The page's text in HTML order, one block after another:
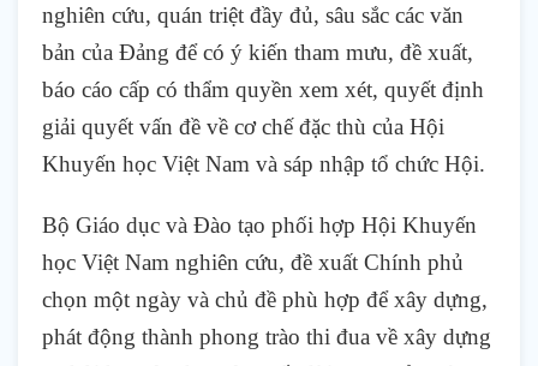
nghiên cứu, quán triệt đầy đủ, sâu sắc các văn
bản của Đảng để có ý kiến tham mưu, đề xuất,
báo cáo cấp có thẩm quyền xem xét, quyết định
giải quyết vấn đề về cơ chế đặc thù của Hội
Khuyến học Việt Nam và sáp nhập tổ chức Hội.
Bộ Giáo dục và Đào tạo phối hợp Hội Khuyến
học Việt Nam nghiên cứu, đề xuất Chính phủ
chọn một ngày và chủ đề phù hợp để xây dựng,
phát động thành phong trào thi đua về xây dựng